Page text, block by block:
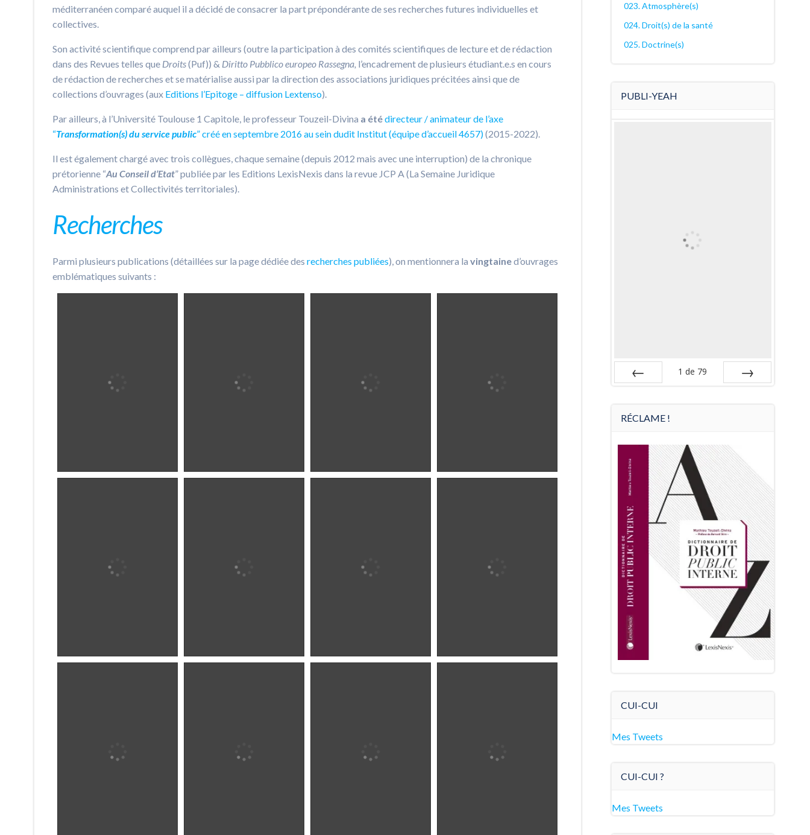
méditerranéen comparé auquel il a décidé de consacrer la part prépondérante de ses recherches futures individuelles et
collectives.
Son activité scientifique comprend par ailleurs (outre la participation à des comités scientifiques de lecture et de rédaction
dans des Revues telles que Droits(Puf)) & Diritto Pubblico europeo Rassegna, l’encadrement de plusieurs étudiant.e.s en cours
de rédaction de recherches et se matérialise aussi par la direction des associations juridiques précitées ainsi que de
collections d’ouvrages (aux Editions l’Epitoge – diffusion Lextenso).
Par ailleurs, à l’Université Toulouse 1 Capitole, le professeur Touzeil-Divina a étédirecteur / animateur de l’axe
“Transformation(s) du service public” créé en septembre 2016 au sein dudit Institut (équipe d’accueil 4657)(2015-2022).
Il est également chargé avec trois collègues, chaque semaine (depuis 2012 mais avec une interruption) de la chronique
prétorienne “Au Conseil d’Etat” publiée par les Editions LexisNexis dans la revue JCP A (La Semaine Juridique
Administrations et Collectivités territoriales).
Recherches
Parmi plusieurs publications (détaillées sur la page dédiée des recherches publiées), on mentionnera la vingtained’ouvrages
emblématiques suivants :
023. Atmosphère(s)
024. Droit(s) de la santé
025. Doctrine(s)
PUBLI-YEAH
1 de 79
RÉCLAME !
CUI-CUI
Mes Tweets
CUI-CUI ?
Mes Tweets